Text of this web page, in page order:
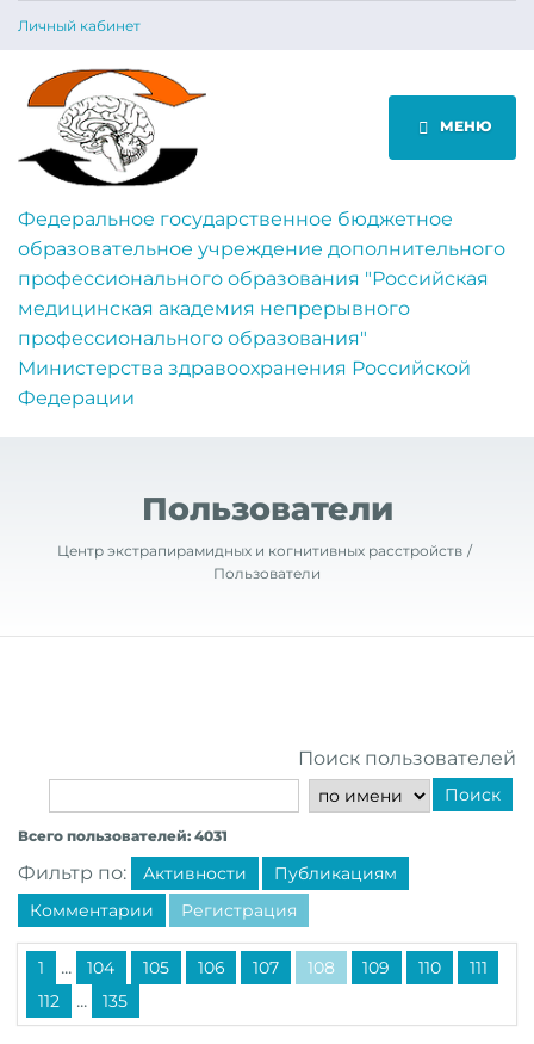
Личный кабинет
МЕНЮ
Федеральное государственное бюджетное
образовательное учреждение дополнительного
профессионального образования "Российская
медицинская академия непрерывного
профессионального образования"
Министерства здравоохранения Российской
Федерации
Пользователи
Центр экстрапирамидных и когнитивных расстройств
Пользователи
Поиск пользователей
Поиск
Всего пользователей: 4031
Фильтр по: Активности
Публикациям
Комментарии
Регистрация
1 ... 104 105 106 107 108 109 110
111
112
... 135